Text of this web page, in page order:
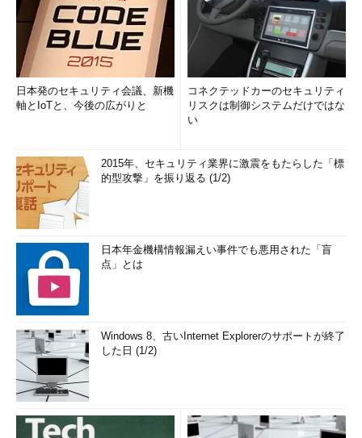
日本発のセキュリティ会議、新機
軸とIoTと、今後の広がりと
コネクテッドカーのセキュリティ
リスクは制御システムだけではな
い
2015年、セキュリティ業界に激震をもたらした「標
的型攻撃」を振り返る (1/2)
日本年金機構情報漏えい事件でも悪用された「盲
点」とは
Windows 8、古いInternet Explorerのサポートが終了
した日 (1/2)